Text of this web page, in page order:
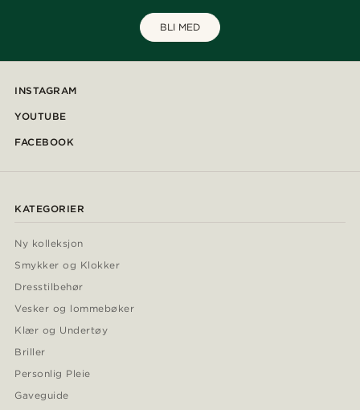
BLI MED
INSTAGRAM
YOUTUBE
FACEBOOK
KATEGORIER
Ny kolleksjon
Smykker og Klokker
Dresstilbehør
Vesker og lommebøker
Klær og Undertøy
Briller
Personlig Pleie
Gaveguide